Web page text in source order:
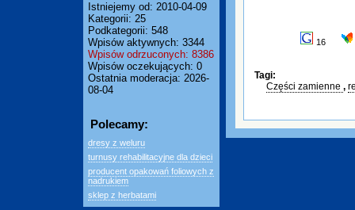
Istniejemy od: 2010-04-09
Kategorii: 25
Podkategorii: 548
Wpisów aktywnych: 3344
Wpisów odrzuconych: 8386
Wpisów oczekujących: 0
Ostatnia moderacja: 2026-
08-04
Polecamy:
dresy z weluru
turnusy rehabilitacyjne dla dzieci
producent opakowań foliowych z
nadrukiem
sklep z herbatami
16
Tagi:
Części zamienne ,